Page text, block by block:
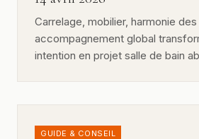
Carrelage, mobilier, harmonie
accompagnement global
intention en projet salle de bain
GUIDE & CONSEIL